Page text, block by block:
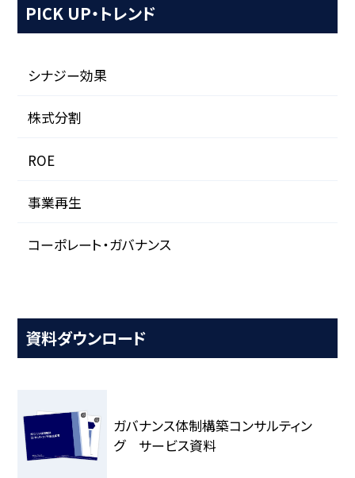
PICK UP・トレンド
シナジー効果
株式分割
ROE
事業再生
コーポレート・ガバナンス
資料ダウンロード
ガバナンス体制構築コンサルティン
グ サービス資料